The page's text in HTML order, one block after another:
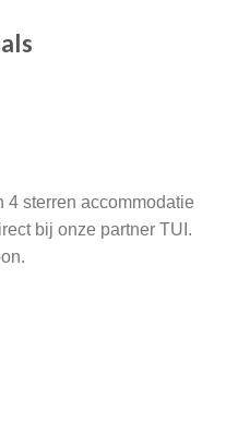
4 sterren accommodatie
bij onze partner TUI.